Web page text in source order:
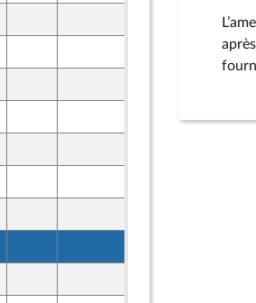
8 juin 2026
8 juin 2026